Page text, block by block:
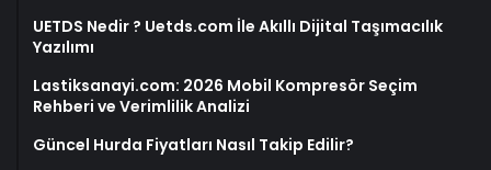
UETDS Nedir ? Uetds.com İle Akıllı Dijital Taşımacılık
Yazılımı
Lastiksanayi.com: 2026 Mobil Kompresör Seçim
Rehberi ve Verimlilik Analizi
Güncel Hurda Fiyatları Nasıl Takip Edilir?